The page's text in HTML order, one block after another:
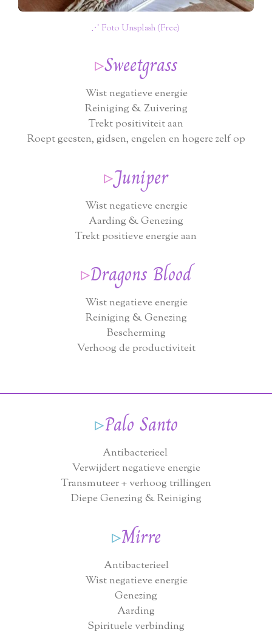
⋰ Foto Unsplash (Free)
▹Sweetgrass
Wist negatieve energie
Reiniging & Zuivering
Trekt positiviteit aan
Roept geesten, gidsen, engelen en hogere zelf op
▹Juniper
Wist negatieve energie
Aarding & Genezing
Trekt positieve energie aan
▹Dragons Blood
Wist negatieve energie
Reiniging & Genezing
Bescherming
Verhoog de productiviteit
▹Palo Santo
Antibacterieel
Verwijdert negatieve energie
Transmuteer + verhoog trillingen
Diepe Genezing & Reiniging
▹Mirre
Antibacterieel
Wist negatieve energie
Genezing
Aarding
Spirituele verbinding